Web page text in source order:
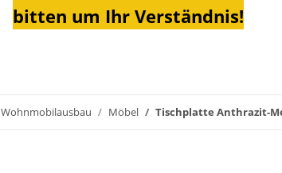
bitten um Ihr Verständnis!
Wohnmobilausbau Möbel Tischplatte Anthrazit-